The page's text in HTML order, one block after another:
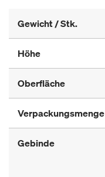
Gewicht / Stk.
Höhe
Oberfläche
Verpackungsmenge
Gebinde